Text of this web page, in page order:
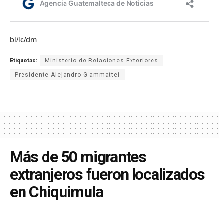
bl/lc/dm
Etiquetas: Ministerio de Relaciones Exteriores
Presidente Alejandro Giammattei
Más de 50 migrantes
extranjeros fueron localizados
en Chiquimula